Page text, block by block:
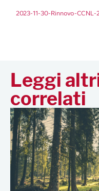
2023-11-30-Rinnovo-CCNL-
Leggi
correlati